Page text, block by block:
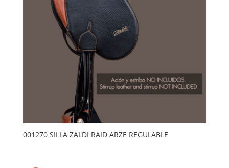
001270 SILLA ZALDI RAID ARZE REGULABLE